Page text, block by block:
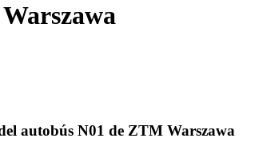
autobús N01 de ZTM Warszawa